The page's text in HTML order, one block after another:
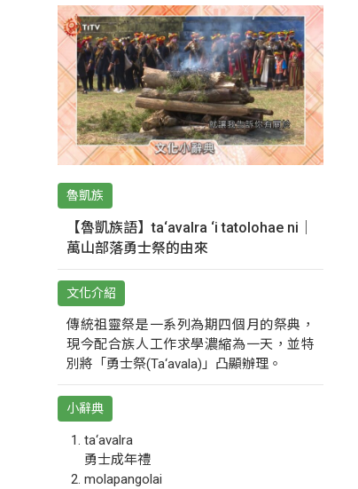
魯凱族
【魯凱族語】ta‘avalra ‘i tatolohae ni｜
萬山部落勇士祭的由來
文化介紹
傳統祖靈祭是一系列為期四個月的祭典，
現今配合族人工作求學濃縮為一天，並特
別將「勇士祭(Ta‘avala)」凸顯辦理。
小辭典
ta‘avalra
勇士成年禮
molapangolai